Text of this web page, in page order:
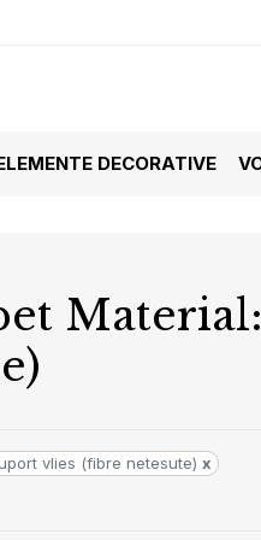
DECORATIVE
vlies (fibre netesute) x